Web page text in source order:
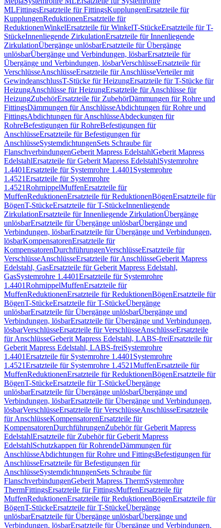
MLFittingsErsatzteile für FittingsKupplungenErsatzteile für
KupplungenReduktionenErsatzteile für
ReduktionenWinkelErsatzteile für WinkelT-StückeErsatzteile für T-
StückeInnenliegende ZirkulationErsatzteile für Innenliegende
ZirkulationÜbergänge unlösbarErsatzteile für Übergänge
unlösbarÜbergänge und Verbindungen, lösbarErsatzteile für
Übergänge und Verbindungen, lösbarVerschlüsseErsatzteile für
VerschlüsseAnschlüsseErsatzteile für AnschlüsseVerteiler mit
GewindeanschlussT-Stücke für HeizungErsatzteile für T-Stücke für
HeizungAnschlüsse für HeizungErsatzteile für Anschlüsse für
HeizungZubehörErsatzteile für ZubehörDämmungen für Rohre und
FittingsDämmungen für AnschlüsseAbdichtungen für Rohre und
FittingsAbdichtungen für AnschlüsseAbdeckungen für
RohreBefestigungen für RohreBefestigungen für
AnschlüsseErsatzteile für Befestigungen für
AnschlüsseSystemdichtungenSets Schraube für
FlanschverbindungenGeberit Mapress EdelstahlGeberit Mapress
EdelstahlErsatzteile für Geberit Mapress EdelstahlSystemrohre
1.4401Ersatzteile für Systemrohre 1.4401 Systemrohre
1.4521Ersatzteile für Systemrohre
1.4521RohrnippelMuffenErsatzteile für
MuffenReduktionenErsatzteile für ReduktionenBögenErsatzteile für
BögenT-StückeErsatzteile für T-StückeInnenliegende
ZirkulationErsatzteile für Innenliegende ZirkulationÜbergänge
unlösbarErsatzteile für Übergänge unlösbarÜbergänge und
Verbindungen, lösbarErsatzteile für Übergänge und Verbindungen,
lösbarKompensatorenErsatzteile für
KompensatorenDurchführungenVerschlüsseErsatzteile für
VerschlüsseAnschlüsseErsatzteile für AnschlüsseGeberit Mapress
Edelstahl, GasErsatzteile für Geberit Mapress Edelstahl,
GasSystemrohre 1.4401Ersatzteile für Systemrohre
1.4401RohrnippelMuffenErsatzteile für
MuffenReduktionenErsatzteile für ReduktionenBögenErsatzteile für
BögenT-StückeErsatzteile für T-StückeÜbergänge
unlösbarErsatzteile für Übergänge unlösbarÜbergänge und
Verbindungen, lösbarErsatzteile für Übergänge und Verbindungen,
lösbarVerschlüsseErsatzteile für VerschlüsseAnschlüsseErsatzteile
für AnschlüsseGeberit Mapress Edelstahl, LABS-freiErsatzteile für
Geberit Mapress Edelstahl, LABS-freiSystemrohre
1.4401Ersatzteile für Systemrohre 1.4401 Systemrohre
1.4521Ersatzteile für Systemrohre 1.4521MuffenErsatzteile für
MuffenReduktionenErsatzteile für ReduktionenBögenErsatzteile für
BögenT-StückeErsatzteile für T-StückeÜbergänge
unlösbarErsatzteile für Übergänge unlösbarÜbergänge und
Verbindungen, lösbarErsatzteile für Übergänge und Verbindungen,
lösbarVerschlüsseErsatzteile für VerschlüsseAnschlüsseErsatzteile
für AnschlüsseKompensatorenErsatzteile für
KompensatorenDurchführungenZubehör für Geberit Mapress
EdelstahlErsatzteile für Zubehör für Geberit Mapress
EdelstahlSchutzkappen für RohrendeDämmungen für
AnschlüsseAbdichtungen für Rohre und FittingsBefestigungen für
AnschlüsseErsatzteile für Befestigungen für
AnschlüsseSystemdichtungenSets Schraube für
FlanschverbindungenGeberit Mapress ThermSystemrohre
ThermFittingsErsatzteile für FittingsMuffenErsatzteile für
MuffenReduktionenErsatzteile für ReduktionenBögenErsatzteile für
BögenT-StückeErsatzteile für T-StückeÜbergänge
unlösbarErsatzteile für Übergänge unlösbarÜbergänge und
Verbindungen, lösbarErsatzteile für Übergänge und Verbindungen,